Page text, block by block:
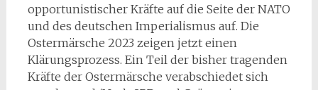
opportunistischer Kräfte auf die Seite der NATO
und des deutschen Imperialismus auf. Die
Ostermärsche 2023 zeigen jetzt einen
Klärungsprozess. Ein Teil der bisher tragenden
Kräfte der Ostermärsche verabschiedet sich